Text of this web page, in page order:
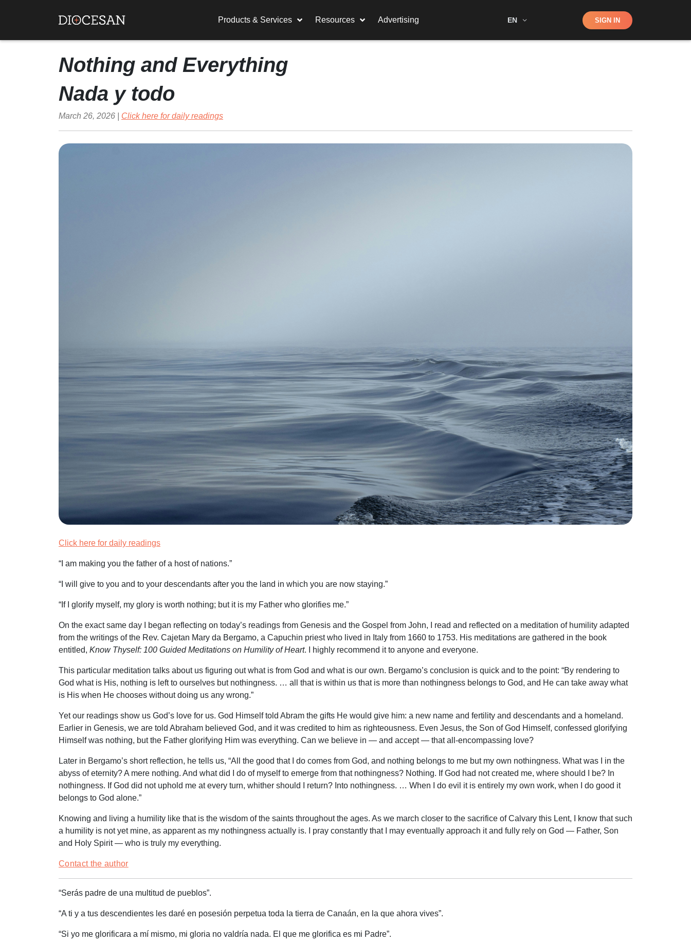
Products & Services Resources Advertising EN Shop SIGN IN
Nothing and Everything
Nada y todo
March 26, 2026 | Click here for daily readings
Click here for daily readings
“I am making you the father of a host of nations.”
“I will give to you and to your descendants after you the land in which you are now staying.”
“If I glorify myself, my glory is worth nothing; but it is my Father who glorifies me.”
On the exact same day I began reflecting on today’s readings from Genesis and the Gospel from John, I read and reflected on a meditation of humility adapted
from the writings of the Rev. Cajetan Mary da Bergamo, a Capuchin priest who lived in Italy from 1660 to 1753. His meditations are gathered in the book
entitled, Know Thyself: 100 Guided Meditations on Humility of Heart. I highly recommend it to anyone and everyone.
This particular meditation talks about us figuring out what is from God and what is our own. Bergamo’s conclusion is quick and to the point: “By rendering to
God what is His, nothing is left to ourselves but nothingness. … all that is within us that is more than nothingness belongs to God, and He can take away what
is His when He chooses without doing us any wrong.”
Yet our readings show us God’s love for us. God Himself told Abram the gifts He would give him: a new name and fertility and descendants and a homeland.
Earlier in Genesis, we are told Abraham believed God, and it was credited to him as righteousness. Even Jesus, the Son of God Himself, confessed glorifying
Himself was nothing, but the Father glorifying Him was everything. Can we believe in — and accept — that all-encompassing love?
Later in Bergamo’s short reflection, he tells us, “All the good that I do comes from God, and nothing belongs to me but my own nothingness. What was I in the
abyss of eternity? A mere nothing. And what did I do of myself to emerge from that nothingness? Nothing. If God had not created me, where should I be? In
nothingness. If God did not uphold me at every turn, whither should I return? Into nothingness. … When I do evil it is entirely my own work, when I do good it
belongs to God alone.”
Knowing and living a humility like that is the wisdom of the saints throughout the ages. As we march closer to the sacrifice of Calvary this Lent, I know that such
a humility is not yet mine, as apparent as my nothingness actually is. I pray constantly that I may eventually approach it and fully rely on God — Father, Son
and Holy Spirit — who is truly my everything.
Contact the author
“Serás padre de una multitud de pueblos”.
“A ti y a tus descendientes les daré en posesión perpetua toda la tierra de Canaán, en la que ahora vives”.
“Si yo me glorificara a mí mismo, mi gloria no valdría nada. El que me glorifica es mi Padre”.